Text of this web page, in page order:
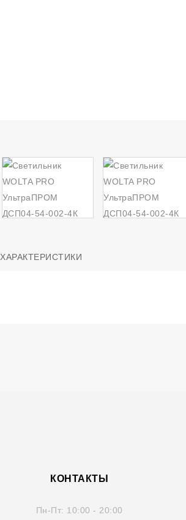
ХАРАКТЕРИСТИКИ
КОНТАКТЫ
Пн-Пт: 10:00 - 20:00